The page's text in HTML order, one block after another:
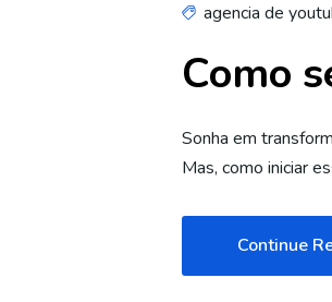
agencia de
Como
Sonha em
Mas, como iniciar
Continue